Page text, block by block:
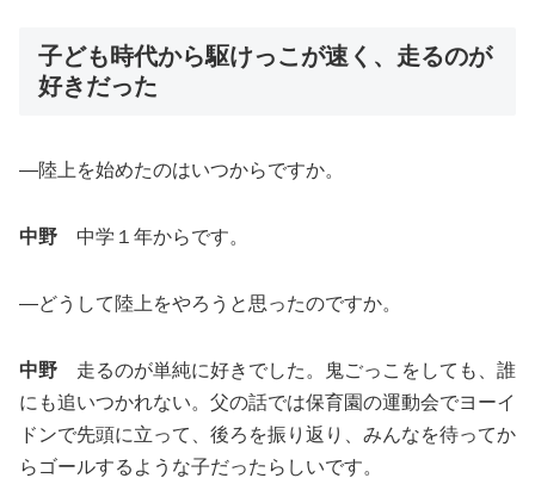
子ども時代から駆けっこが速く、走るのが
好きだった
―陸上を始めたのはいつからですか。
中野 中学１年からです。
―どうして陸上をやろうと思ったのですか。
中野 走るのが単純に好きでした。鬼ごっこをしても、誰
にも追いつかれない。父の話では保育園の運動会でヨーイ
ドンで先頭に立って、後ろを振り返り、みんなを待ってか
らゴールするような子だったらしいです。